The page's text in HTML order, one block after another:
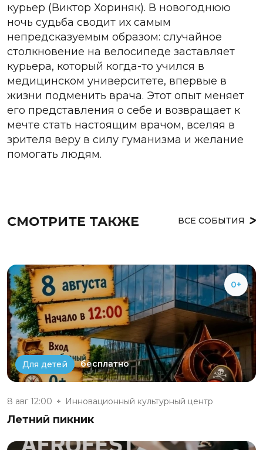
курьер (Виктор Хориняк). В новогоднюю
ночь судьба сводит их самым
непредсказуемым образом: случайное
столкновение на велосипеде заставляет
курьера, который когда-то учился в
медицинском университете, впервые в
жизни подменить врача. Этот опыт меняет
его представления о себе и возвращает к
мечте стать настоящим врачом, вселяя в
зрителя веру в силу гуманизма и желание
помогать людям.
СМОТРИТЕ ТАКЖЕ ВСЕ СОБЫТИЯ
0+
Для детей бесплатно
8 авг 12:00 Инновационный культурный центр
Летний пикник